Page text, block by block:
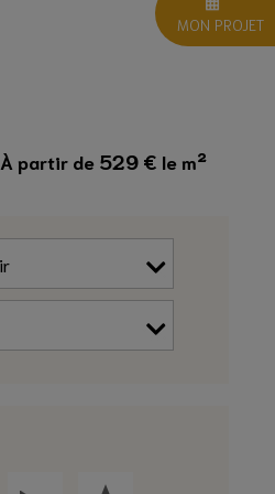
À partir de 529 € le m²
MON PROJET